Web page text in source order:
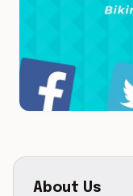
About Us